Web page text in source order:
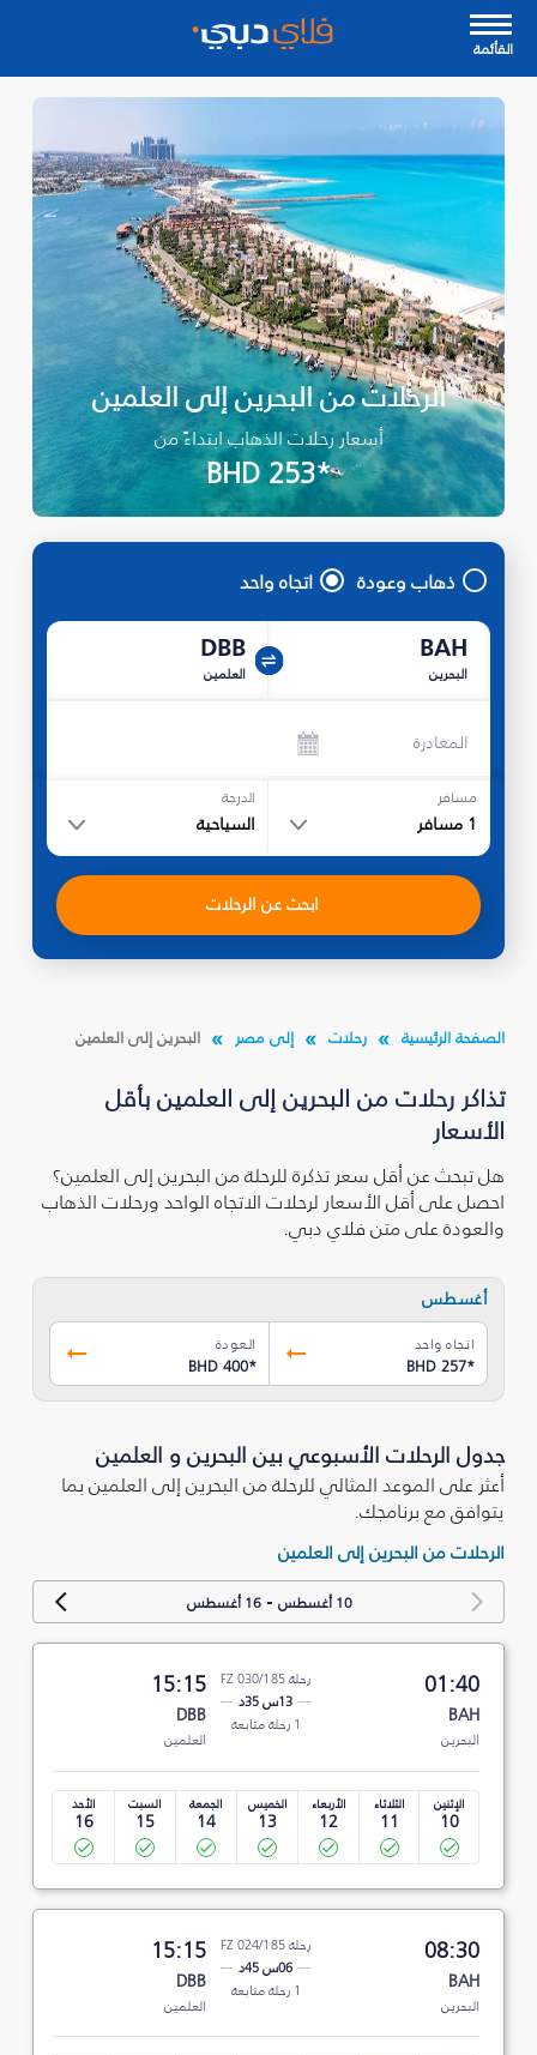
القأئمة
الرحلات من البحرين إلى العلمين
أسعار رحلات الذهاب ابتداءً من
*BHD 253
ذهاب وعودة اتجاه واحد
BAH
البحرين
DBB
العلمين
المغادرة
مسافر
1 مسافر
الدرجة
السياحية
ابحث عن الرحلات
الصفحة الرئيسية رحلات إلى مصر البحرين إلى العلمين
تذاكر رحلات من البحرين إلى العلمين بأقل
الأسعار
هل تبحث عن أقل سعر تذكرة للرحلة من البحرين إلى العلمين؟
احصل على أقل الأسعار لرحلات الاتجاه الواحد ورحلات الذهاب
والعودة على متن فلاي دبي.
أغسطس
اتجاه واحد
BHD 257*
العودة
BHD 400*
جدول الرحلات الأسبوعي بين البحرين و العلمين
أعثر على الموعد المثالي للرحلة من البحرين إلى العلمين بما
يتوافق مع برنامجك.
الرحلات من البحرين إلى العلمين
10 أغسطس -16 أغسطس
01:40
BAH
البحرين
رحلة FZ 030/185
13س 35د
1 رحلة متابعة
15:15
DBB
العلمين
الإثنين
10
الثلاثاء
11
الأربعاء
12
الخميس
13
الجمعة
14
السبت
15
الأحد
16
08:30
BAH
البحرين
رحلة FZ 024/185
06س 45د
1 رحلة متابعة
15:15
DBB
العلمين